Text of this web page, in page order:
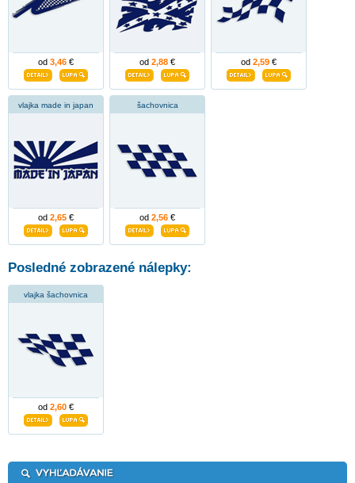
od 3,46 € od 2,88 € od 2,59 €
vlajka made in japan
od 2,65 €
šachovnica
od 2,56 €
Posledné zobrazené nálepky:
vlajka šachovnica
od 2,60 €